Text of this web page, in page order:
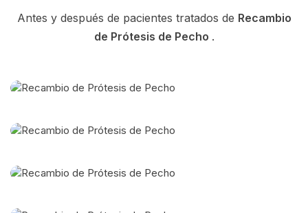
Antes y después de pacientes tratados de Recambio
de Prótesis de Pecho .